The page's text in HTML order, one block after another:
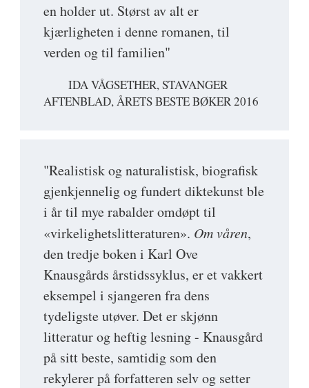
en holder ut. Størst av alt er
kjærligheten i denne romanen, til
verden og til familien"
IDA VÅGSETHER, STAVANGER
AFTENBLAD, ÅRETS BESTE BØKER 2016
"Realistisk og naturalistisk, biografisk
gjenkjennelig og fundert diktekunst ble
i år til mye rabalder omdøpt til
«virkelighetslitteraturen». Om våren,
den tredje boken i Karl Ove
Knausgårds årstidssyklus, er et vakkert
eksempel i sjangeren fra dens
tydeligste utøver. Det er skjønn
litteratur og heftig lesning - Knausgård
på sitt beste, samtidig som den
rekylerer på forfatteren selv og setter